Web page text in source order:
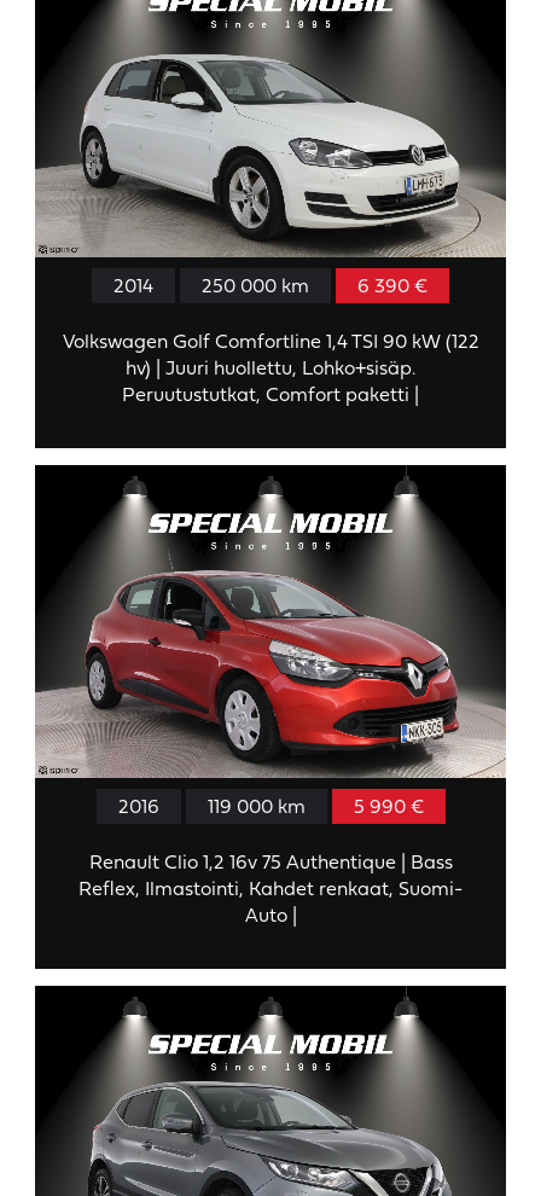
2014 250 000 km 6 390 €
Volkswagen Golf Comfortline 1,4 TSI 90 kW (122
hv) | Juuri huollettu, Lohko+sisäp.
Peruutustutkat, Comfort paketti |
2016 119 000 km 5 990 €
Renault Clio 1,2 16v 75 Authentique | Bass
Reflex, Ilmastointi, Kahdet renkaat, Suomi-
Auto |